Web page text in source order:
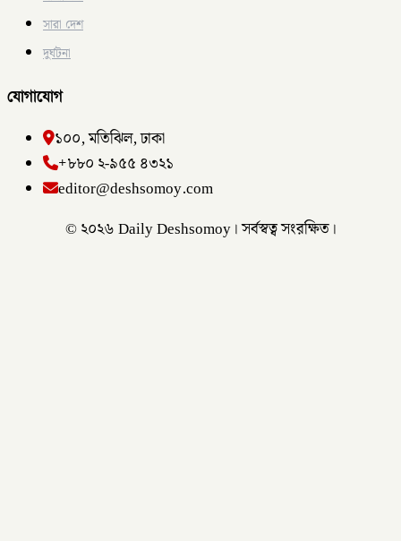
সারা দেশ
দুর্ঘটনা
যোগাযোগ
১০০, মতিঝিল, ঢাকা
+৮৮০ ২-৯৫৫ ৪৩২১
editor@deshsomoy.com
© ২০২৬ Daily Deshsomoy। সর্বস্বত্ব সংরক্ষিত।